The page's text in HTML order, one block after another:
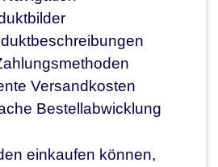
Versandkosten
Bestellabwicklung
einkaufen können,